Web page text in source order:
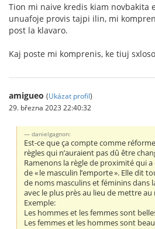
Tion mi naive kredis kiam novbakita
unuafoje provis tajpi ilin, mi
post la klavaro.
Kaj poste mi komprenis, ke tiuj
amigueo (Ukázat profil)
29. března 2023 22:40:32
danielgagnon:
Est-ce que ça compte comme
règles qui n’auraient pas dû être
Ramenons la règle de proximité qui
de « le masculin l’emporte ». Elle dit
de noms masculins et féminins dans
avec le plus près au lieu de mettre au
Exemple:
Les hommes et les femmes sont
Les femmes et les hommes sont